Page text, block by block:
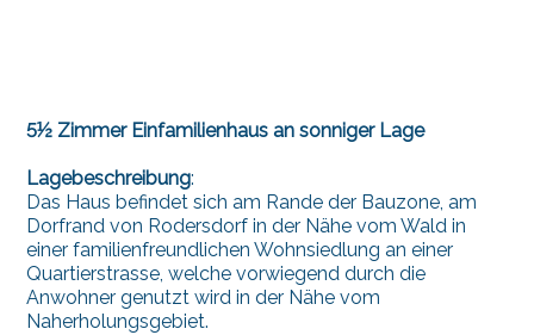
5½ Zimmer Einfamilienhaus an sonniger Lage
Lagebeschreibung:
Das Haus befindet sich am Rande der Bauzone, am
Dorfrand von Rodersdorf in der Nähe vom Wald in
einer familienfreundlichen Wohnsiedlung an einer
Quartierstrasse, welche vorwiegend durch die
Anwohner genutzt wird in der Nähe vom
Naherholungsgebiet.